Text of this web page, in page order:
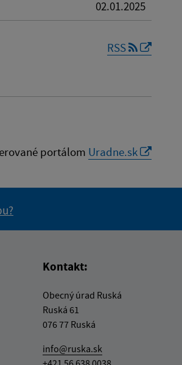
02.01.2025
RSS
portálom Uradne.sk
Kontakt:
Obecný úrad Ruská
Ruská 61
076 77 Ruská
info@ruska.sk